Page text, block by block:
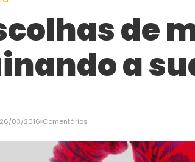
de
a
26/03/2016 Comentários